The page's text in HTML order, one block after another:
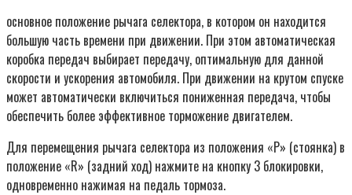
основное положение рычага селектора, в котором он находится
большую часть времени при движении. При этом автоматическая
коробка передач выбирает передачу, оптимальную для данной
скорости и ускорения автомобиля. При движении на крутом спуске
может автоматически включиться пониженная передача, чтобы
обеспечить более эффективное торможение двигателем.
Для перемещения рычага селектора из положения «Р» (стоянка) в
положение «R» (задний ход) нажмите на кнопку 3 блокировки,
одновременно нажимая на педаль тормоза.